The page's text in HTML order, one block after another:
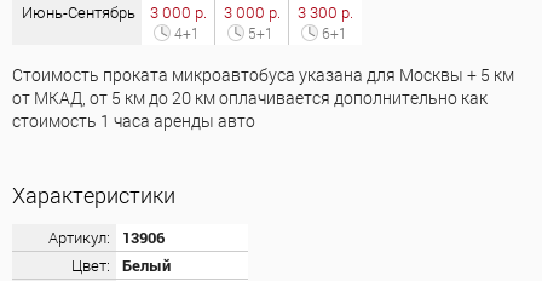
Июнь-Сентябрь 3 000 р.
4+1
3 000 р.
5+1
3 300 р.
6+1
Стоимость проката микроавтобуса указана для Москвы + 5 км
от МКАД, от 5 км до 20 км оплачивается дополнительно как
стоимость 1 часа аренды авто
Характеристики
Артикул:
13906
Цвет:
Белый